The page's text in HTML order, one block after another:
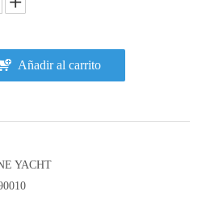
Remolques de pintura antideslizante duraderos Barco de aluminio Remolques resistentes para chorro de arena Barco de aluminio
Añadir al carrito
YACHT